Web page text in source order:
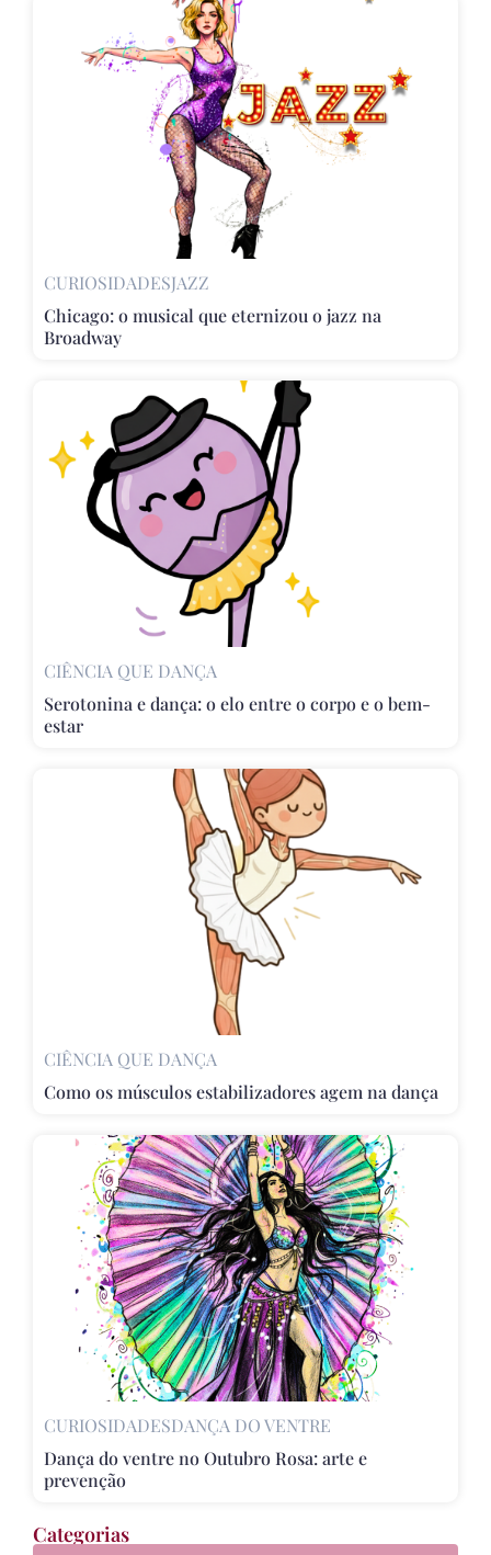
CURIOSIDADESJAZZ
Chicago: o musical que eternizou o jazz na
Broadway
CIÊNCIA QUE DANÇA
Serotonina e dança: o elo entre o corpo e o bem-
estar
CIÊNCIA QUE DANÇA
Como os músculos estabilizadores agem na dança
CURIOSIDADESDANÇA DO VENTRE
Dança do ventre no Outubro Rosa: arte e
prevenção
Categorias